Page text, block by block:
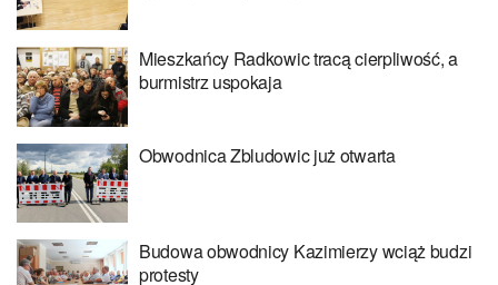
Mieszkańcy Radkowic tracą cierpliwość, a
burmistrz uspokaja
Obwodnica Zbludowic już otwarta
Budowa obwodnicy Kazimierzy wciąż budzi
protesty